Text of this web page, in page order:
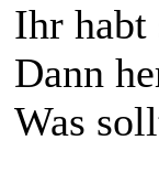
Ihr habt
Dann
Was